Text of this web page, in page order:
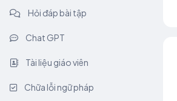
Hỏi đáp bài tập
Chat GPT
Tài liệu giáo viên
Chữa lỗi ngữ pháp